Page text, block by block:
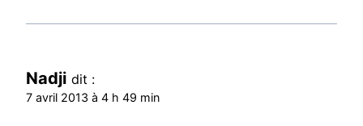
Nadji dit :
7 avril 2013 à 4 h 49 min